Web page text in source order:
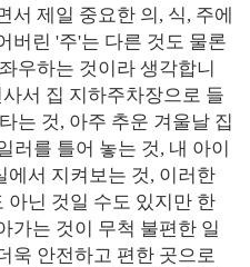
서 제일 중요한 의, 식, 주에
버린 '주'는 다른 것도 물론
우하는 것이라 생각합니
서 집 지하주차장으로 들
는 것, 아주 추운 겨울날 집
러를 틀어 놓는 것, 내 아이
에서 지켜보는 것, 이러한
아닌 것일 수도 있지만 한
가는 것이 무척 불편한 일
욱 안전하고 편한 곳으로